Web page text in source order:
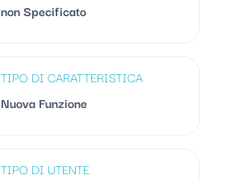
non Specificato
TIPO DI CARATTERISTICA
Nuova Funzione
TIPO DI UTENTE